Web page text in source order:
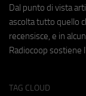
Dal punto di vista
ascolta tutto quello
recensisce, e in
Radiocoop sostiene
TAG CLOUD